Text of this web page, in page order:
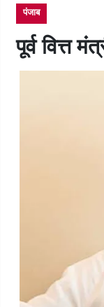
पंजाब
पूर्व वित्त